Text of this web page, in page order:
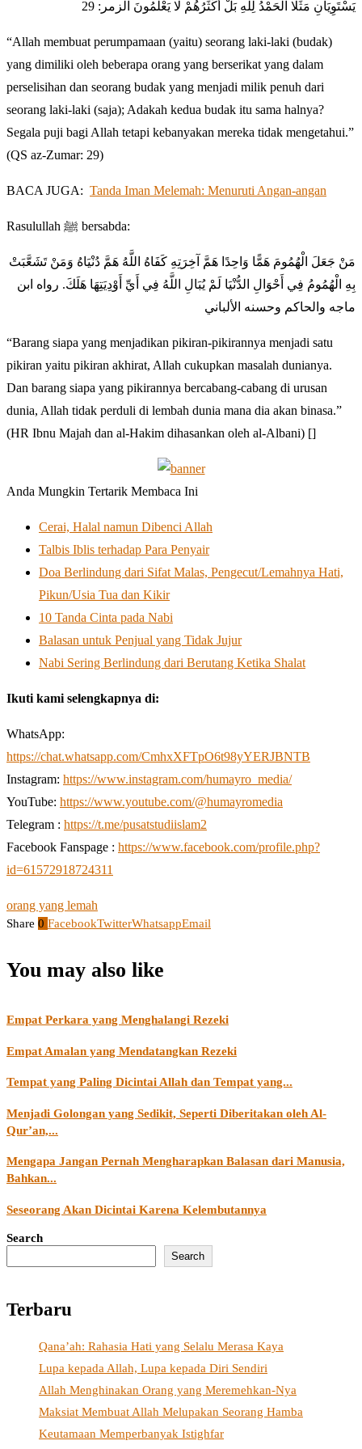
يَسْتَوِيَانِ مَثَلًا الْحَمْدُ لِلَّهِ بَلْ أَكْثَرُهُمْ لَا يَعْلَمُونَ الزمر: 29
“Allah membuat perumpamaan (yaitu) seorang laki-laki (budak)
yang dimiliki oleh beberapa orang yang berserikat yang dalam
perselisihan dan seorang budak yang menjadi milik penuh dari
seorang laki-laki (saja); Adakah kedua budak itu sama halnya?
Segala puji bagi Allah tetapi kebanyakan mereka tidak mengetahui.”
(QS az-Zumar: 29)
BACA JUGA: Tanda Iman Melemah: Menuruti Angan-angan
Rasulullah ﷺ bersabda:
مَنْ جَعَلَ الْهُمُومَ هَمًّا وَاحِدًا هَمَّ آخِرَتِهِ كَفَاهُ اللَّهُ هَمَّ دُنْيَاهُ وَمَنْ تَشَعَّبَتْ
بِهِ الْهُمُومُ فِي أَحْوَالِ الدُّنْيَا لَمْ يُبَالِ اللَّهُ فِي أَيِّ أَوْدِيَتِهَا هَلَكَ. رواه ابن
ماجه والحاكم وحسنه الألباني
“Barang siapa yang menjadikan pikiran-pikirannya menjadi satu
pikiran yaitu pikiran akhirat, Allah cukupkan masalah dunianya.
Dan barang siapa yang pikirannya bercabang-cabang di urusan
dunia, Allah tidak perduli di lembah dunia mana dia akan binasa.”
(HR Ibnu Majah dan al-Hakim dihasankan oleh al-Albani) []
Anda Mungkin Tertarik Membaca Ini
Cerai, Halal namun Dibenci Allah
Talbis Iblis terhadap Para Penyair
Doa Berlindung dari Sifat Malas, Pengecut/Lemahnya Hati,
Pikun/Usia Tua dan Kikir
10 Tanda Cinta pada Nabi
Balasan untuk Penjual yang Tidak Jujur
Nabi Sering Berlindung dari Berutang Ketika Shalat
Ikuti kami selengkapnya di:
WhatsApp:
https://chat.whatsapp.com/CmhxXFTpO6t98yYERJBNTB
Instagram: https://www.instagram.com/humayro_media/
YouTube: https://www.youtube.com/@humayromedia
Telegram : https://t.me/pusatstudiislam2
Facebook Fanspage : https://www.facebook.com/profile.php?
id=61572918724311
orang yang lemah
Share 0 FacebookTwitterWhatsappEmail
You may also like
Empat Perkara yang Menghalangi Rezeki
Empat Amalan yang Mendatangkan Rezeki
Tempat yang Paling Dicintai Allah dan Tempat yang...
Menjadi Golongan yang Sedikit, Seperti Diberitakan oleh Al-
Qur’an,...
Mengapa Jangan Pernah Mengharapkan Balasan dari Manusia,
Bahkan...
Seseorang Akan Dicintai Karena Kelembutannya
Search
Search
Terbaru
Qana’ah: Rahasia Hati yang Selalu Merasa Kaya
Lupa kepada Allah, Lupa kepada Diri Sendiri
Allah Menghinakan Orang yang Meremehkan-Nya
Maksiat Membuat Allah Melupakan Seorang Hamba
Keutamaan Memperbanyak Istighfar